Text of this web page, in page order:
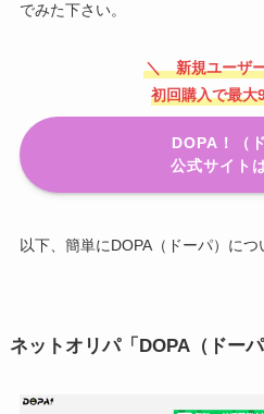
でみた下さい。
＼ 新規ユーザ
初回購入で最大
DOPA！（
公式サイト
以下、簡単にDOPA（ドーパ）につ
ネットオリパ「DOPA（ドー